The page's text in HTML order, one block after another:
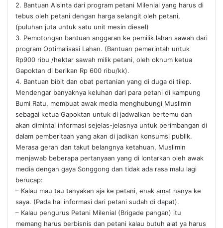
2. Bantuan Alsinta dari program petani Milenial yang harus di
tebus oleh petani dengan harga selangit oleh petani,
(puluhan juta untuk satu unit mesin diesel)
3. Pemotongan bantuan anggaran ke pemilik lahan sawah dari
program Optimalisasi Lahan. (Bantuan pemerintah untuk
Rp900 ribu /hektar sawah milik petani, oleh oknum ketua
Gapoktan di berikan Rp 600 ribu/kk).
4. Bantuan bibit dan obat pertanian yang di duga di tilep.
Mendengar banyaknya keluhan dari para petani di kampung
Bumi Ratu, membuat awak media menghubungi Muslimin
sebagai ketua Gapoktan untuk di jadwalkan bertemu dan
akan dimintai informasi sejelas-jelasnya untuk perimbangan di
dalam pemberitaan yang akan di jadikan konsumsi publik.
Merasa gerah dan takut belangnya ketahuan, Muslimin
menjawab beberapa pertanyaan yang di lontarkan oleh awak
media dengan gaya Songgong dan tidak ada rasa malu lagi
berucap:
– Kalau mau tau tanyakan aja ke petani, enak amat nanya ke
saya. (Pada hal informasi dari petani sudah di dapat).
– Kalau pengurus Petani Milenial (Brigade pangan) itu
memang harus berbisnis dan petani kalau butuh alat ya harus